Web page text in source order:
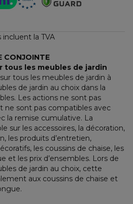
la TVA
CONJOINTE
tous les meubles de jardin
tous les meubles de jardin à
de jardin au choix dans la
Les actions ne sont pas
ne sont pas compatibles avec
la remise cumulative. La
sur les accessoires, la décoration,
les produits d’entretien,
les coussins de chaise, les
et les prix d’ensembles. Lors de
de jardin au choix, cette
aux coussins de chaise et